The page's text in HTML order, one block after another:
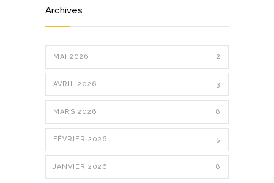
Archives
MAI 2026 2
AVRIL 2026 3
MARS 2026 8
FÉVRIER 2026 5
JANVIER 2026 8